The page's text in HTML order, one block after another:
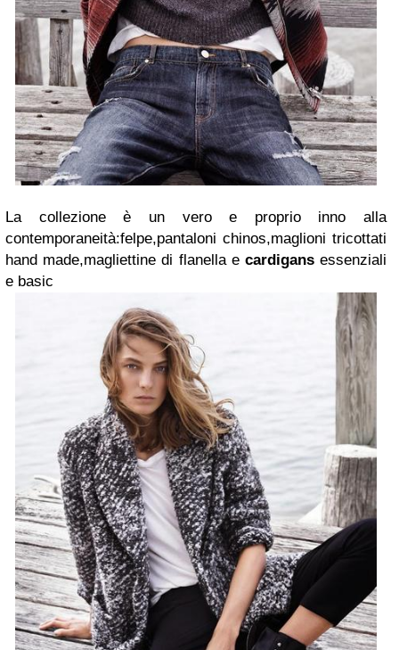
La collezione è un vero e proprio inno alla
contemporaneità:felpe,pantaloni chinos,maglioni tricottati
hand made,magliettine di flanella e cardigansessenziali
e basic